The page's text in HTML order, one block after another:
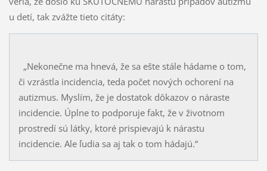
u detí, tak zvážte tieto citáty:
„Nekonečne ma hnevá, že sa ešte stále hádame o tom,
či vzrástla incidencia, teda počet nových ochorení na
autizmus. Myslím, že je dostatok dôkazov o náraste
incidencie. Úplne to podporuje fakt, že v životnom
prostredí sú látky, ktoré prispievajú k nárastu
incidencie. Ale ľudia sa aj tak o tom hádajú.“